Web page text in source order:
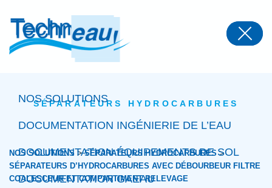
NOS SOLUTIONS
DOCUMENTATION INGÉNIERIE DE L’EAU
DOCUMENTATION ÉQUIPEMENTS DE SOL
DOCUMENTATION GAEAU
SÉPARATEURS HYDROCARBURES
NOS SOLUTIONS>SÉPARATEURS HYDROCARBURES >
SÉPARATEURS D’HYDROCARBURES AVEC DÉBOURBEUR FILTRE
COALESCEUR ET COMPARTIMENT RELEVAGE